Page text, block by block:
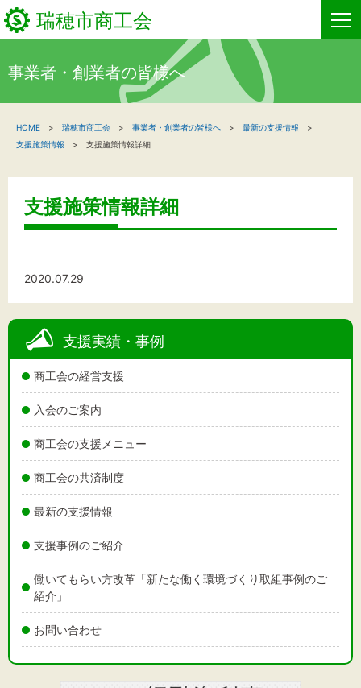
瑞穂市商工会
新着情報
関係機関の方へ
文字サイズ
事業者・創業者の皆様へ
支援実績・事例
商工会の経営支援
入会のご案内
商工会の支援メニュー
商工会の共済制度
最新の支援情報
支援事例のご紹介
働いてもらい方改革「新たな働く環境づくり取組事例のご
紹介」
お問い合わせ
HOME 瑞穂市商工会 事業者・創業者の皆様へ
最新の支援情報
支援施策情報
支援施策情報詳細
支援施策情報詳細
2020.07.29